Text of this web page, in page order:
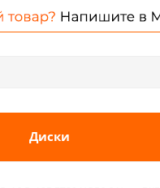
Диски